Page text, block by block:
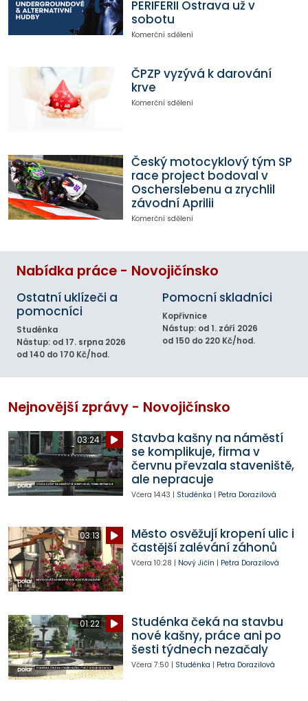
PERIFERII Ostrava už v
sobotu
Komerční sdělení
ČPZP vyzývá k darování
krve
Komerční sdělení
Český motocyklový tým SP
race project bodoval v
Oscherslebenu a zrychlil
závodní Aprilii
Komerční sdělení
Nabídka práce - Novojičínsko
Ostatní uklízeči a
pomocníci
Studénka
Nástup: od 17. srpna 2026
od 140 do 170 Kč/hod.
Pomocní skladníci
Kopřivnice
Nástup: od 1. září 2026
od 150 do 220 Kč/hod.
Nejnovější zprávy - Novojičínsko
03:24
Stavba kašny na náměstí
se komplikuje, firma v
červnu převzala staveniště,
ale nepracuje
Včera 14:43 | Studénka | Petra Dorazilová
03:13
Město osvěžují kropení ulic i
častější zalévání záhonů
Včera 10:28 | Nový Jičín | Petra Dorazilová
01:22
Studénka čeká na stavbu
nové kašny, práce ani po
šesti týdnech nezačaly
Včera 7:50 | Studénka | Petra Dorazilová